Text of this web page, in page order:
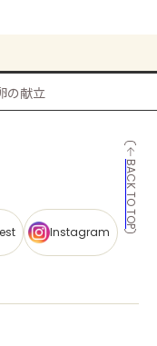
の献立
BACK TO TOP
Instagram